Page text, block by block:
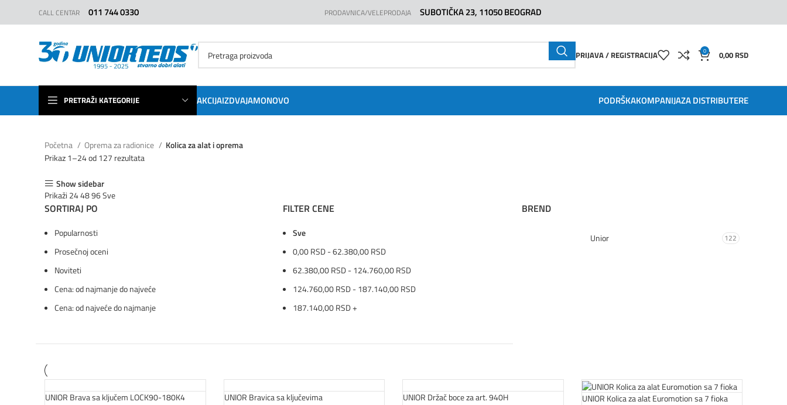
CALL CENTAR 011 744 0330 PRODAVNICA/VELEPRODAJA SUBOTIČKA 23, 11050 BEOGRAD
PRIJAVA / REGISTRACIJA 0 0,00 RSD
PRETRAŽI KATEGORIJE AKCIJAIZDVAJAMONOVO PODRŠKAKOMPANIJAZA DISTRIBUTERE
Početna Oprema za radionice
Kolica za alat i oprema
Prikaz 1–24 od 127 rezultata
Show sidebar
Prikaži 244896Sve
SORTIRAJ PO
Popularnosti
Prosečnoj oceni
Noviteti
Cena: od najmanje do najveće
Cena: od najveće do najmanje
FILTER CENE
Sve
0,00RSD-62.380,00RSD
62.380,00RSD-124.760,00RSD
124.760,00RSD-187.140,00RSD
187.140,00RSD+
BREND
Unior 122
UNIOR Brava sa ključem LOCK90-180K4
UNIOR Bravica sa ključevima
UNIOR Držač boce za art. 940H
UNIOR Kolica za alat Euromotion sa 7 fioka